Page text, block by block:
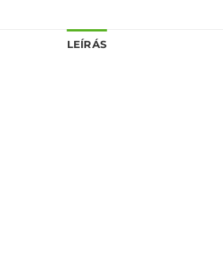
LEÍRÁS